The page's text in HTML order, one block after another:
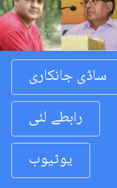
Previous
ساڈی جانکاری
رابطے لئی
یوٹیوب